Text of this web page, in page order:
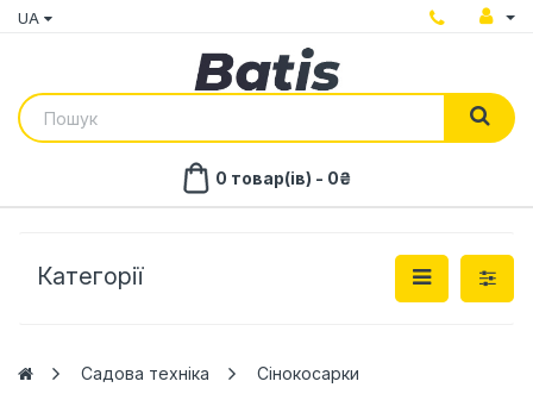
UA
0 товар(ів) - 0₴
Категорії
Садова техніка Сінокосарки